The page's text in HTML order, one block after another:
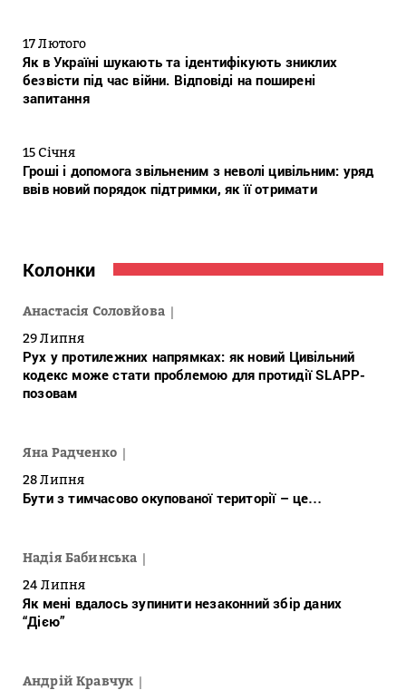
17 Лютого
Як в Україні шукають та ідентифікують зниклих
безвісти під час війни. Відповіді на поширені
запитання
15 Січня
Гроші і допомога звільненим з неволі цивільним: уряд
ввів новий порядок підтримки, як її отримати
Колонки
Анастасія Соловйова
29 Липня
Рух у протилежних напрямках: як новий Цивільний
кодекс може стати проблемою для протидії SLAPP-
позовам
Яна Радченко
28 Липня
Бути з тимчасово окупованої території – це…
Надія Бабинська
24 Липня
Як мені вдалось зупинити незаконний збір даних
“Дією”
Андрій Кравчук